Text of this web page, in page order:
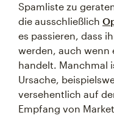
Spamliste zu
die ausschließlich
es passieren, dass
werden, auch wenn
handelt. Manchmal
Ursache,
versehentlich auf
Empfang von